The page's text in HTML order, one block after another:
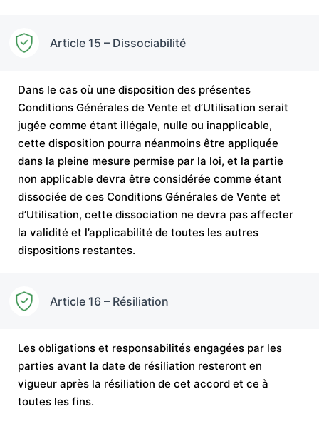
Article 15 – Dissociabilité
Dans le cas où une disposition des présentes
Conditions Générales de Vente et d’Utilisation serait
jugée comme étant illégale, nulle ou inapplicable,
cette disposition pourra néanmoins être appliquée
dans la pleine mesure permise par la loi, et la partie
non applicable devra être considérée comme étant
dissociée de ces Conditions Générales de Vente et
d’Utilisation, cette dissociation ne devra pas affecter
la validité et l’applicabilité de toutes les autres
dispositions restantes.
Article 16 – Résiliation
Les obligations et responsabilités engagées par les
parties avant la date de résiliation resteront en
vigueur après la résiliation de cet accord et ce à
toutes les fins.